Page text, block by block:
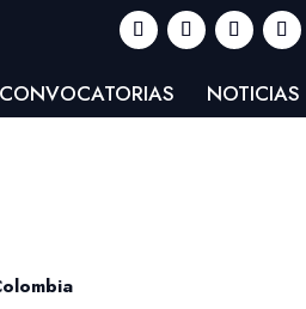
CONVOCATORIAS NOTICIAS